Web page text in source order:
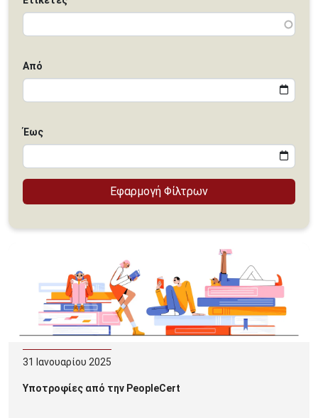
Από
Έως
31 Ιανουαρίου 2025
Υποτροφίες από την PeopleCert